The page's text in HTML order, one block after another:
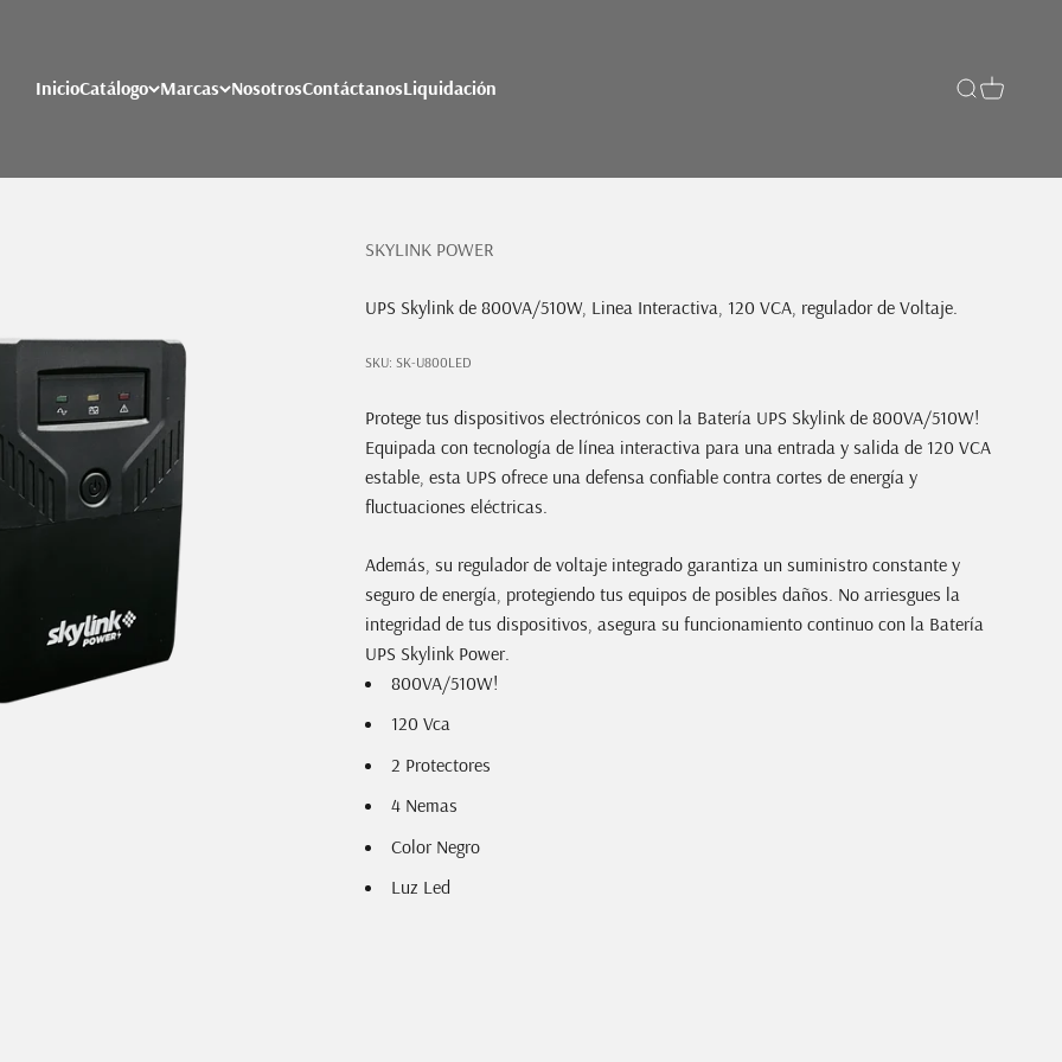
InicioCatálogo Marcas NosotrosContáctanosLiquidación
Buscar
Carrito
SKYLINK POWER
UPS Skylink de 800VA/510W, Linea Interactiva, 120 VCA, regulador de Voltaje.
SKU: SK-U800LED
Protege tus dispositivos electrónicos con la Batería UPS Skylink de 800VA/510W!
Equipada con tecnología de línea interactiva para una entrada y salida de 120 VCA
estable, esta UPS ofrece una defensa confiable contra cortes de energía y
fluctuaciones eléctricas.
Además, su regulador de voltaje integrado garantiza un suministro constante y
seguro de energía, protegiendo tus equipos de posibles daños. No arriesgues la
integridad de tus dispositivos, asegura su funcionamiento continuo con la Batería
UPS Skylink Power.
800VA/510W!
120 Vca
2 Protectores
4 Nemas
Color Negro
Luz Led